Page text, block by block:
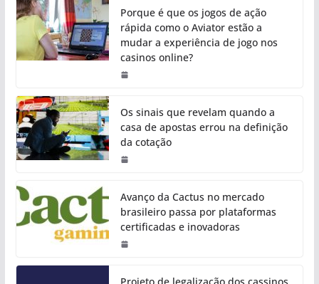
Porque é que os jogos de ação
rápida como o Aviator estão a
mudar a experiência de jogo nos
casinos online?
Os sinais que revelam quando a
casa de apostas errou na definição
da cotação
Avanço da Cactus no mercado
brasileiro passa por plataformas
certificadas e inovadoras